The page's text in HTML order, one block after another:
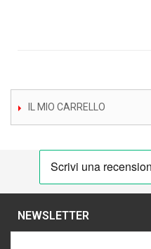
IL MIO CARRELLO
NEWSLETTER